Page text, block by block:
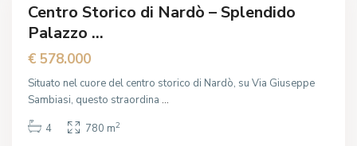
Centro Storico di Nardò – Splendido
Palazzo ...
€ 578.000
Situato nel cuore del centro storico di Nardò, su Via Giuseppe
Sambiasi, questo straordina...
4
780 m2
N